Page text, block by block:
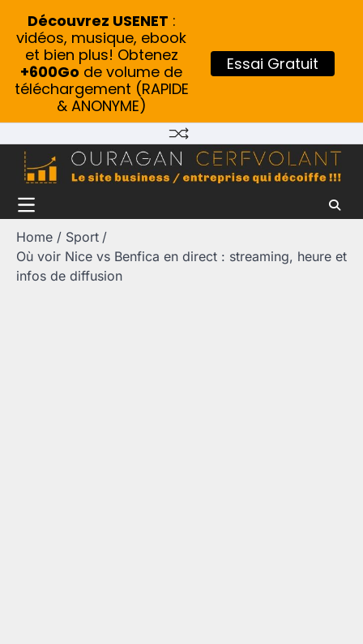
content
Home
Sport
Où voir Nice vs Benfica en direct : streaming, heure et
infos de diffusion
Découvrez USENET :
vidéos, musique, ebook
et bien plus! Obtenez
+600Go de volume de
téléchargement (RAPIDE
& ANONYME)
Essai Gratuit